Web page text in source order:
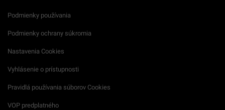
Podmienky používania
Podmienky ochrany súkromia
Nastavenia Cookies
Vyhlásenie o prístupnosti
Pravidlá používania súborov Cookies
VOP predplatného